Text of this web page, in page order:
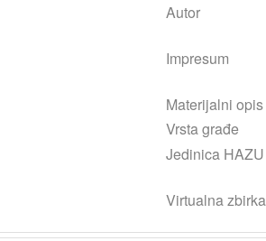
Autor
Impresum
Materijalni opis
Vrsta građe
Jedinica HAZU
Virtualna zbirka